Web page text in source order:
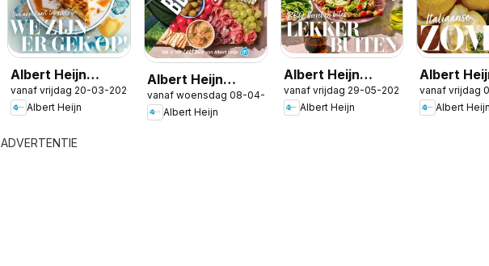
Albert Heijn
folder -
Allerhande 2
vanaf vrijdag 20-03-2026
Albert Heijn
Albert Heijn
folder -
Allerhande BBQ
vanaf woensdag 08-04-2026
Albert Heijn
Albert Heijn
folder -
Allerhande 3
vanaf vrijdag 29-05-2026
Albert Heijn
Albert
folder -
Allerhande
vanaf vrijdag
Albert Heijn
ADVERTENTIE